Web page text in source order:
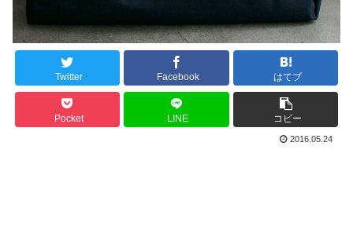
Twitter Facebook はてブ
Pocket LINE コピー
2016.05.24